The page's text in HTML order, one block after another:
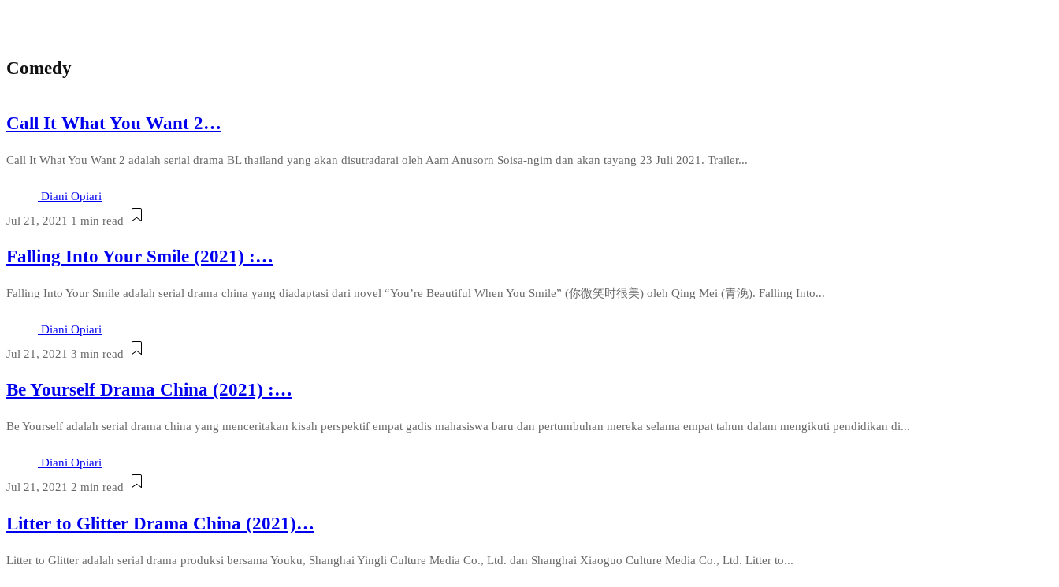
Comedy
Call It What You Want 2…
Call It What You Want 2 adalah serial drama BL thailand yang akan disutradarai oleh Aam Anusorn Soisa-ngim dan akan tayang 23 Juli 2021. Trailer...
Diani Opiari
Jul 21, 2021 1 min read
Falling Into Your Smile (2021) :…
Falling Into Your Smile adalah serial drama china yang diadaptasi dari novel “You’re Beautiful When You Smile” (你微笑时很美) oleh Qing Mei (青浼). Falling Into...
Diani Opiari
Jul 21, 2021 3 min read
Be Yourself Drama China (2021) :…
Be Yourself adalah serial drama china yang menceritakan kisah perspektif empat gadis mahasiswa baru dan pertumbuhan mereka selama empat tahun dalam mengikuti pendidikan di...
Diani Opiari
Jul 21, 2021 2 min read
Litter to Glitter Drama China (2021)…
Litter to Glitter adalah serial drama produksi bersama Youku, Shanghai Yingli Culture Media Co., Ltd. dan Shanghai Xiaoguo Culture Media Co., Ltd. Litter to...